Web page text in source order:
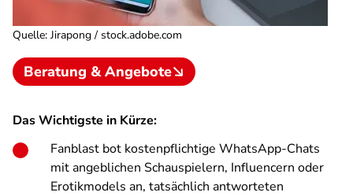
Quelle: Jirapong / stock.adobe.com
Beratung & Angebote
Das Wichtigste in Kürze:
Fanblast bot kostenpflichtige WhatsApp-Chats
mit angeblichen Schauspielern, Influencern oder
Erotikmodels an, tatsächlich antworteten